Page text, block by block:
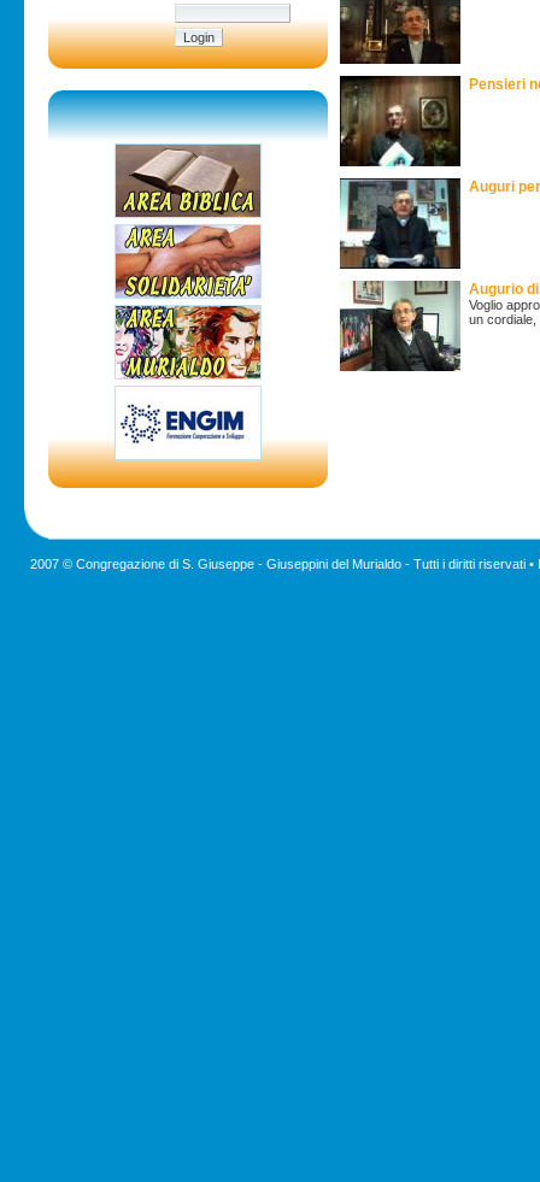
Pensieri
Auguri
Augurio
Voglio
un cordiale,
2007 © Congregazione di S. Giuseppe - Giuseppini del Murialdo - Tutti i diritti riservati •